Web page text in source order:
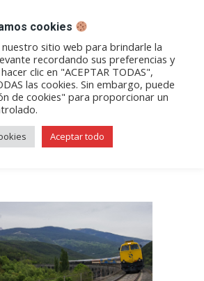
Abrir
enlace
en
una
ventana/pestaña
Abrir
enlace
en
una
ventana/pestaña
Abrir
enlace
en
una
ventana/pestaña
Abrir
enlace
en
una
Abrir
enlace
en
una
a Zaragoza y
Canfranc
cookies
sitio web para brindarle la
recordando sus preferencias y
clic en "ACEPTAR TODAS",
las cookies. Sin embargo, puede
de cookies" para proporcionar un
Aceptar todo